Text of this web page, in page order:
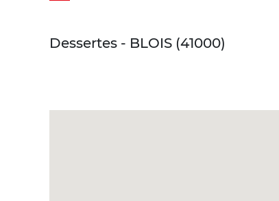
Dessertes - BLOIS (41000)